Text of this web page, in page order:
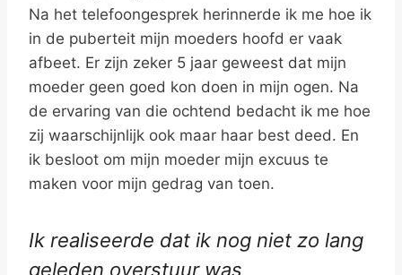
Na het telefoongesprek herinnerde ik me hoe ik
in de puberteit mijn moeders hoofd er vaak
afbeet. Er zijn zeker 5 jaar geweest dat mijn
moeder geen goed kon doen in mijn ogen. Na
de ervaring van die ochtend bedacht ik me hoe
zij waarschijnlijk ook maar haar best deed. En
ik besloot om mijn moeder mijn excuus te
maken voor mijn gedrag van toen.
Ik realiseerde dat ik nog niet zo lang
geleden overstuur was